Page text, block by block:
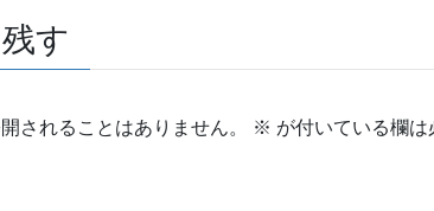
す
されることはありません。 ※ が付いている欄は